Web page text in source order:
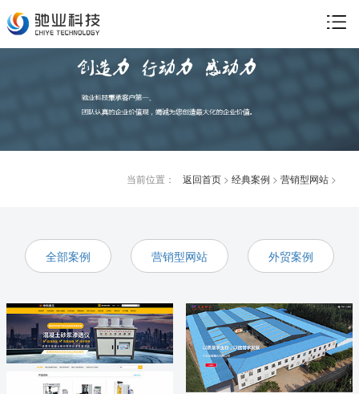
当前位置： 返回首页 > 经典案例 > 营销型网站 >
全部案例 营销型网站 外贸案例